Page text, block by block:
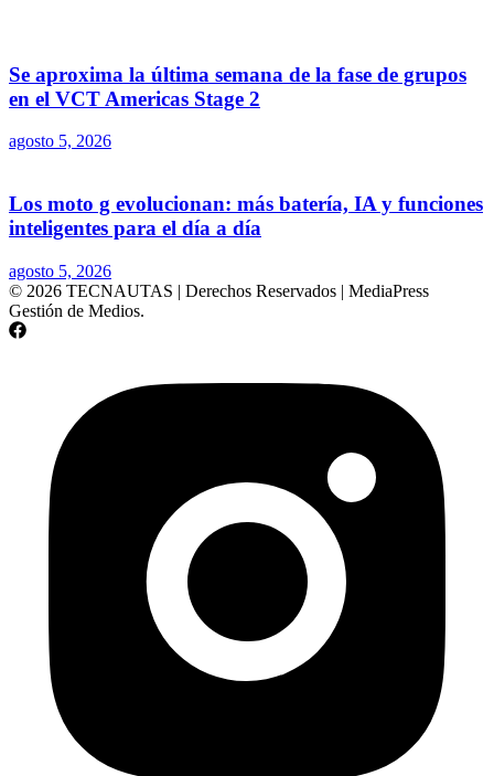
Se aproxima la última semana de la fase de grupos
en el VCT Americas Stage 2
agosto 5, 2026
Los moto g evolucionan: más batería, IA y funciones
inteligentes para el día a día
agosto 5, 2026
© 2026 TECNAUTAS | Derechos Reservados | MediaPress
Gestión de Medios.